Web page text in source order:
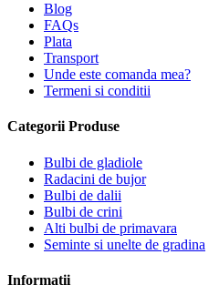
Blog
FAQs
Plata
Transport
Unde este comanda mea?
Termeni si conditii
Categorii Produse
Bulbi de gladiole
Radacini de bujor
Bulbi de dalii
Bulbi de crini
Alti bulbi de primavara
Seminte si unelte de gradina
Informatii